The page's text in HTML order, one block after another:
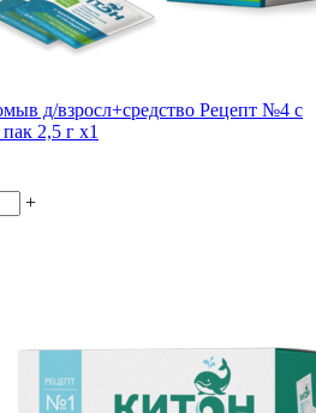
д/взросл+средство Рецепт №4 с
2,5 г x1
+